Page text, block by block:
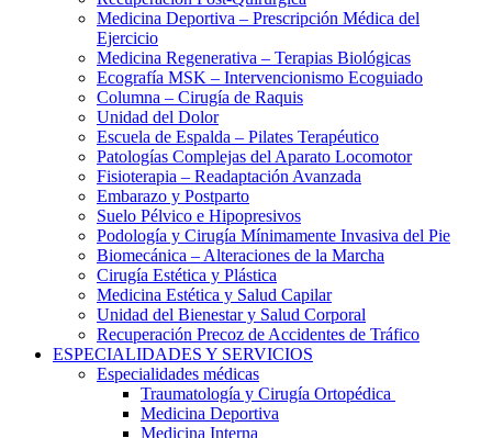
Medicina Deportiva – Prescripción Médica del
Ejercicio
Medicina Regenerativa – Terapias Biológicas
Ecografía MSK – Intervencionismo Ecoguiado
Columna – Cirugía de Raquis
Unidad del Dolor
Escuela de Espalda – Pilates Terapéutico
Patologías Complejas del Aparato Locomotor
Fisioterapia – Readaptación Avanzada
Embarazo y Postparto
Suelo Pélvico e Hipopresivos
Podología y Cirugía Mínimamente Invasiva del Pie
Biomecánica – Alteraciones de la Marcha
Cirugía Estética y Plástica
Medicina Estética y Salud Capilar
Unidad del Bienestar y Salud Corporal
Recuperación Precoz de Accidentes de Tráfico
ESPECIALIDADES Y SERVICIOS
Especialidades médicas
Traumatología y Cirugía Ortopédica
Medicina Deportiva
Medicina Interna